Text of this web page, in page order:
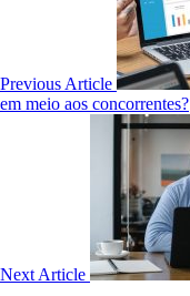
Previous Article
em meio aos concorrentes?
Next Article